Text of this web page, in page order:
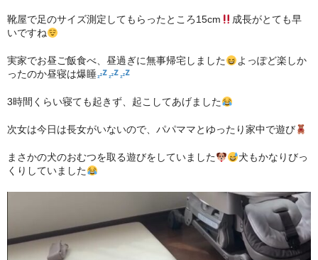
靴屋で足のサイズ測定してもらったところ15cm
成長がとても早
いですね
実家でお昼ご飯食べ、昼過ぎに無事帰宅しました
よっぽど楽しか
ったのか昼寝は爆睡
3時間くらい寝ても起きず、起こしてあげました
次女は今日は長女がいないので、パパママとゆったり家中で遊び
まさかの犬のおむつを取る遊びをしていました
犬もかなりびっ
くりしていました